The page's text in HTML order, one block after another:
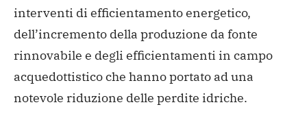
interventi di efficientamento energetico,
dell’incremento della produzione da fonte
rinnovabile e degli efficientamenti in campo
acquedottistico che hanno portato ad una
notevole riduzione delle perdite idriche.